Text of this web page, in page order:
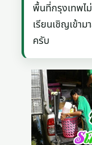
พื้นที่กรุงเทพไม่
เรียนเชิญเข้าม
ครับ